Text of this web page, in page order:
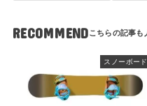
RECOMMEND
スノーボード